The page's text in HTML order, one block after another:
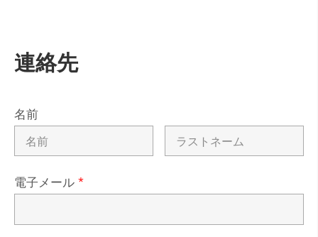
連絡先
名前
電子メール *